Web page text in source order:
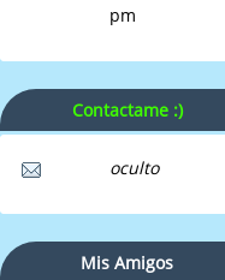
pm
Contactame :)
oculto
Mis Amigos